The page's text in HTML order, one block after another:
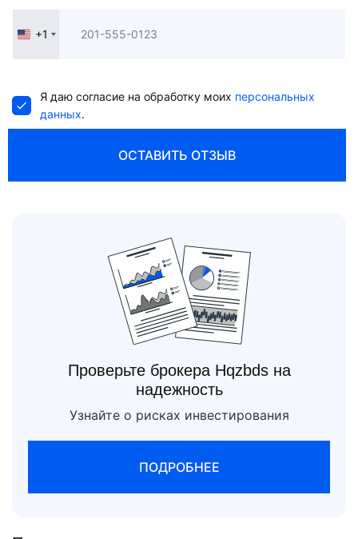
United
+1
Я даю согласие на обработку моих персональных
данных.
ОСТАВИТЬ ОТЗЫВ
Проверьте брокера Hqzbds на
надежность
Узнайте о рисках инвестирования
ПОДРОБНЕЕ